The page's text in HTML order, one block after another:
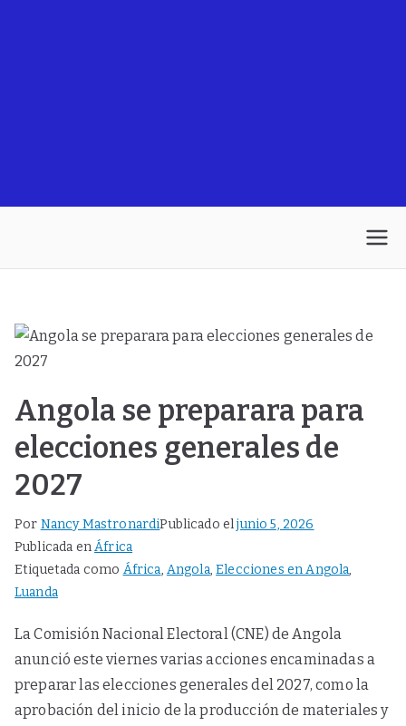
Angola se preparara para
elecciones generales de
2027
Por Nancy MastronardiPublicado eljunio 5, 2026
Publicada enÁfrica
Etiquetada como África, Angola,Elecciones en Angola,
Luanda
La Comisión Nacional Electoral (CNE) de Angola
anunció este viernes varias acciones encaminadas a
preparar las elecciones generales del 2027, como la
aprobación del inicio de la producción de materiales y